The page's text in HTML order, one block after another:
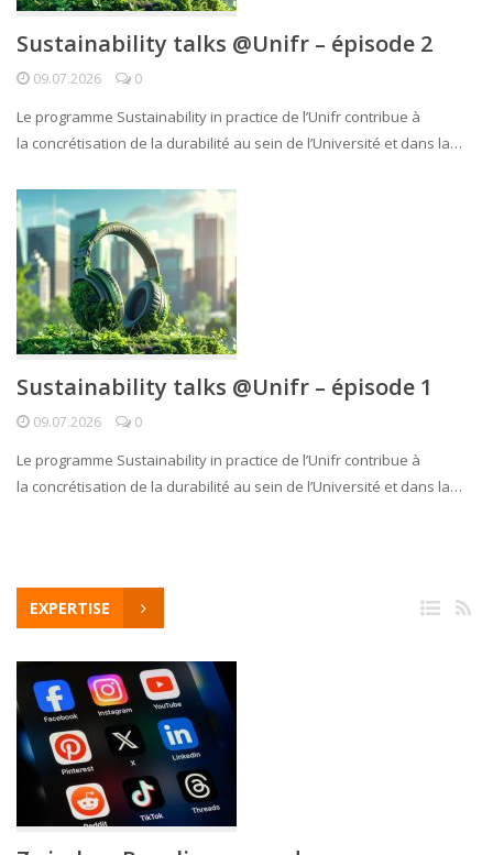
Sustainability talks @Unifr – épisode 2
09.07.2026 0
Le programme Sustainability in practice de l’Unifr contribue à
la concrétisation de la durabilité au sein de l’Université et dans la…
Sustainability talks @Unifr – épisode 1
09.07.2026 0
Le programme Sustainability in practice de l’Unifr contribue à
la concrétisation de la durabilité au sein de l’Université et dans la…
EXPERTISE